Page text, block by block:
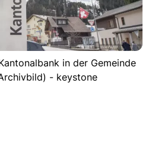
in der Gemeinde
- keystone